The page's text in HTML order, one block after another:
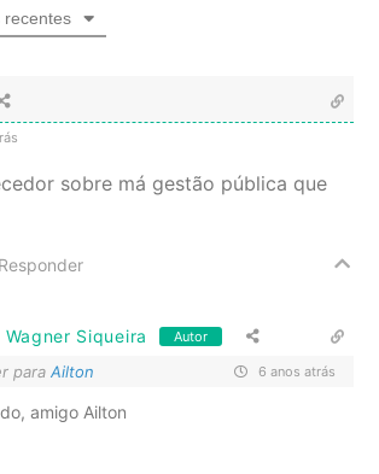
recentes
sobre má gestão pública que
Responder
Wagner Siqueira Autor
para Ailton 6 anos atrás
amigo Ailton